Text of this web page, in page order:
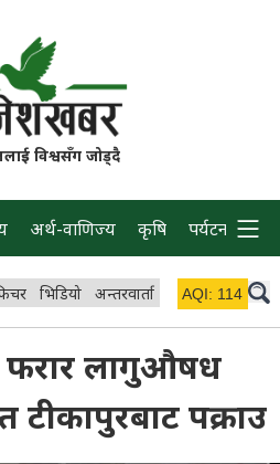
विश्वसँग जोड्दै
अर्थ-वाणिज्य कृषि पर्यटन प्रवास
भिडियो अन्तरवार्ता विचार/ब्लग
AQI: 114
फरार लागुऔषध
टीकापुरबाट पक्राउ